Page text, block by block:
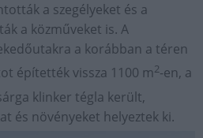
a szegélyeket és a
a közműveket is. A
a korábban a téren
építették vissza 1100 m2-en, a
klinker tégla került,
és növényeket helyeztek ki.